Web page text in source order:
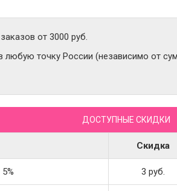
от 3000 руб.
любую точку России (независимо от
ДОСТУПНЫЕ СКИДКИ
Скидка
3 руб.